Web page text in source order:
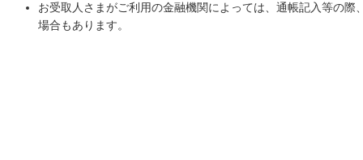
お受取人さまがご利用の金融機関によっては、通帳記入等の
場合もあります。